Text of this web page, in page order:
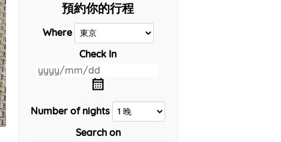
預約你的行程
Where
Check In
Number of nights
Search on